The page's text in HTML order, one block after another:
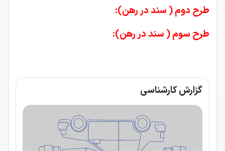
طرح دوم ( سند در رهن):
طرح سوم ( سند در رهن):
گزارش کارشناسی